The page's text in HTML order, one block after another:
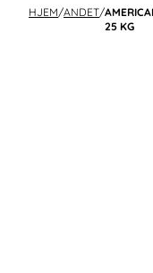
HJEM/ANDET/
25 KG